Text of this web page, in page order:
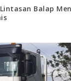
Balap